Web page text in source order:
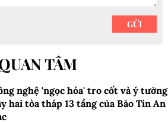
TÂM
nghệ 'ngọc hóa' tro cốt và ý tưởng
hai tòa tháp 13 tầng của Bảo Tín An